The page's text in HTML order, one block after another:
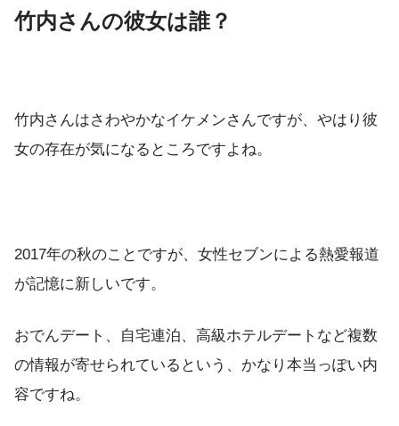
竹内さんの彼女は誰？
竹内さんはさわやかなイケメンさんですが、やはり彼
女の存在が気になるところですよね。
2017年の秋のことですが、女性セブンによる熱愛報道
が記憶に新しいです。
おでんデート、自宅連泊、高級ホテルデートなど複数
の情報が寄せられているという、かなり本当っぽい内
容ですね。